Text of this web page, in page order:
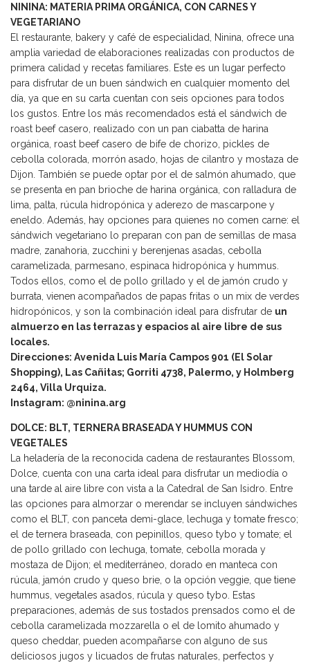
NININA: MATERIA PRIMA ORGÁNICA, CON CARNES Y
VEGETARIANO
El restaurante, bakery y café de especialidad, Ninina, ofrece una
amplia variedad de elaboraciones realizadas con productos de
primera calidad y recetas familiares. Este es un lugar perfecto
para disfrutar de un buen sándwich en cualquier momento del
día, ya que en su carta cuentan con seis opciones para todos
los gustos. Entre los más recomendados está el sándwich de
roast beef casero, realizado con un pan ciabatta de harina
orgánica, roast beef casero de bife de chorizo, pickles de
cebolla colorada, morrón asado, hojas de cilantro y mostaza de
Dijon. También se puede optar por el de salmón ahumado, que
se presenta en pan brioche de harina orgánica, con ralladura de
lima, palta, rúcula hidropónica y aderezo de mascarpone y
eneldo. Además, hay opciones para quienes no comen carne: el
sándwich vegetariano lo preparan con pan de semillas de masa
madre, zanahoria, zucchini y berenjenas asadas, cebolla
caramelizada, parmesano, espinaca hidropónica y hummus.
Todos ellos, como el de pollo grillado y el de jamón crudo y
burrata, vienen acompañados de papas fritas o un mix de verdes
hidropónicos, y son la combinación ideal para disfrutar de un
almuerzo en las terrazas y espacios al aire libre de sus
locales.
Direcciones: Avenida Luis María Campos 901 (El Solar
Shopping), Las Cañitas; Gorriti 4738, Palermo, y Holmberg
2464, Villa Urquiza.
Instagram: @ninina.arg
DOLCE: BLT, TERNERA BRASEADA Y HUMMUS CON
VEGETALES
La heladería de la reconocida cadena de restaurantes Blossom,
Dolce, cuenta con una carta ideal para disfrutar un mediodía o
una tarde al aire libre con vista a la Catedral de San Isidro. Entre
las opciones para almorzar o merendar se incluyen sándwiches
como el BLT, con panceta demi-glace, lechuga y tomate fresco;
el de ternera braseada, con pepinillos, queso tybo y tomate; el
de pollo grillado con lechuga, tomate, cebolla morada y
mostaza de Dijon; el mediterráneo, dorado en manteca con
rúcula, jamón crudo y queso brie, o la opción veggie, que tiene
hummus, vegetales asados, rúcula y queso tybo. Estas
preparaciones, además de sus tostados prensados como el de
cebolla caramelizada mozzarella o el de lomito ahumado y
queso cheddar, pueden acompañarse con alguno de sus
deliciosos jugos y licuados de frutas naturales, perfectos y